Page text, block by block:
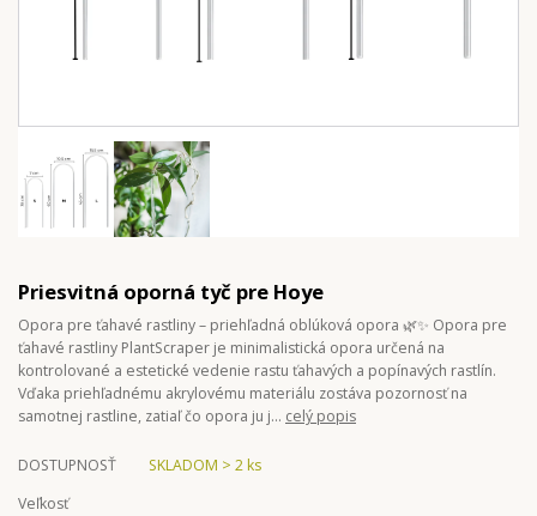
Priesvitná oporná tyč pre Hoye
Opora pre ťahavé rastliny – priehľadná oblúková opora 🌿✨ Opora pre
ťahavé rastliny PlantScraper je minimalistická opora určená na
kontrolované a estetické vedenie rastu ťahavých a popínavých rastlín.
Vďaka priehľadnému akrylovému materiálu zostáva pozornosť na
samotnej rastline, zatiaľ čo opora ju j... celý popis
DOSTUPNOSŤ
SKLADOM > 2 ks
Veľkosť